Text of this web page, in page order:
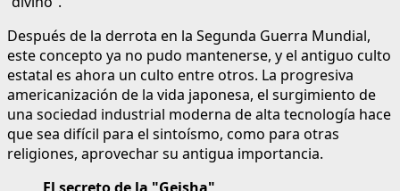
Después de la derrota en la Segunda Guerra Mundial,
este concepto ya no pudo mantenerse, y el antiguo culto
estatal es ahora un culto entre otros. La progresiva
americanización de la vida japonesa, el surgimiento de
una sociedad industrial moderna de alta tecnología hace
que sea difícil para el sintoísmo, como para otras
religiones, aprovechar su antigua importancia.